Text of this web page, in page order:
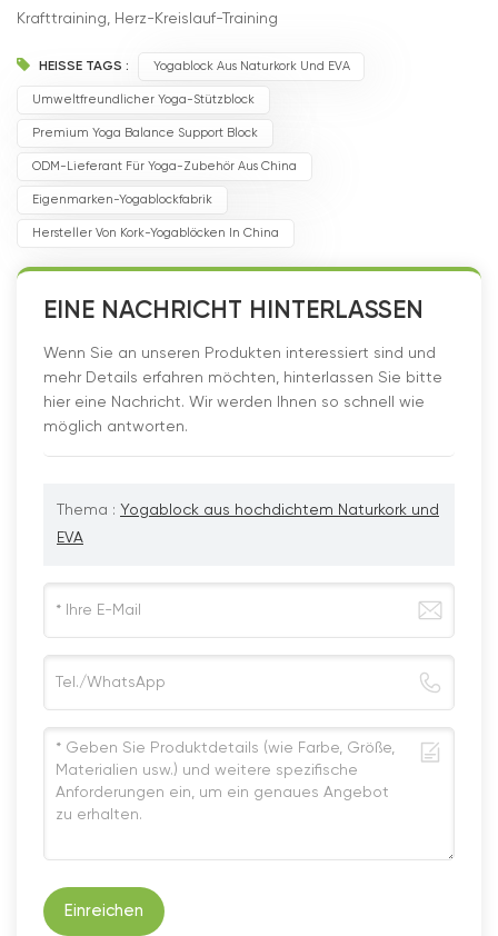
Krafttraining, Herz-Kreislauf-Training
HEISSE TAGS : Yogablock Aus Naturkork Und EVA
Umweltfreundlicher Yoga-Stützblock
Premium Yoga Balance Support Block
ODM-Lieferant Für Yoga-Zubehör Aus China
Eigenmarken-Yogablockfabrik
Hersteller Von Kork-Yogablöcken In China
EINE NACHRICHT HINTERLASSEN
Wenn Sie an unseren Produkten interessiert sind und
mehr Details erfahren möchten, hinterlassen Sie bitte
hier eine Nachricht. Wir werden Ihnen so schnell wie
möglich antworten.
Thema : Yogablock aus hochdichtem Naturkork und
EVA
Einreichen